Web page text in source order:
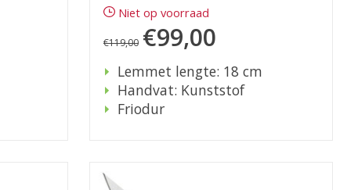
Niet op voorraad
€119,00 €99,00
Lemmet lengte: 18 cm
Handvat: Kunststof
Friodur